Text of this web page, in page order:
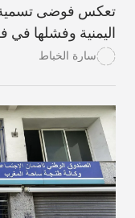
تعكس فوضى تسمية
اليمنية وفشلها
السكان للاعتماد
المحلي.
سارة الخباط